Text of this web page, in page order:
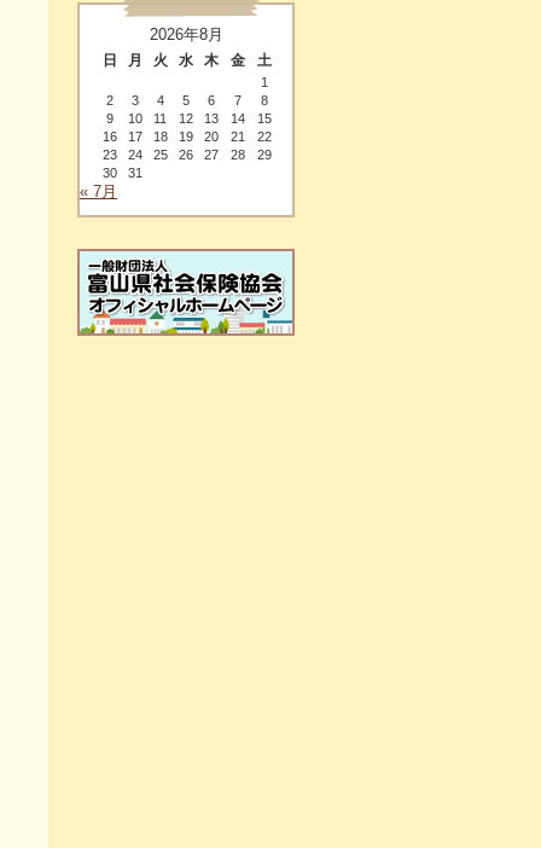
2026年8月
日 月 火 水 木 金 土
1
2
3 4 5 6 7
8
9
10 11 12 13 14
15
16
17 18 19 20 21
22
23
24 25 26 27 28
29
30
31
« 7月